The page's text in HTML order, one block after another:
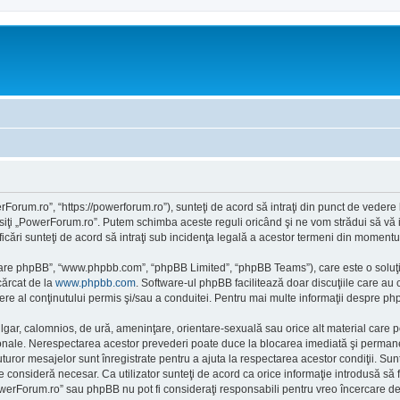
“https://powerforum.ro”), sunteţi de acord să intraţi din punct de
„PowerForum.ro”. Putem schimba aceste reguli oricând şi ne vom strădui să
sunteţi de acord să intraţi sub incidenţa legală a acestor termeni din
phpBB”, “www.phpbb.com”, “phpBB Limited”, “phpBB Teams”), care este o
de la www.phpbb.com . Software-ul phpBB facilitează doar discuţiile care
al conţinutului permis şi/sau a conduitei. Pentru mai multe informaţii despre
calomnios, de ură, ameninţare, orientare-sexuală sau orice alt material
Nerespectarea acestor prevederi poate duce la blocarea imediată şi
mesajelor sunt înregistrate pentru a ajuta la respectarea acestor condiţii.
necesar. Ca utilizator sunteţi de acord ca orice informaţie introdusă
sau phpBB nu pot fi consideraţi responsabili pentru vreo încercare